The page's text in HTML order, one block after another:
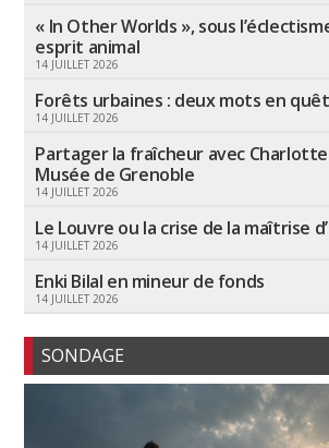
« In Other Worlds », sous
esprit animal
14 JUILLET 2026
Forêts urbaines : deux mots en
14 JUILLET 2026
Partager la fraîcheur avec
Musée de Grenoble
14 JUILLET 2026
Le Louvre ou la crise de la maîtrise
14 JUILLET 2026
Enki Bilal en mineur de fonds
14 JUILLET 2026
SONDAGE